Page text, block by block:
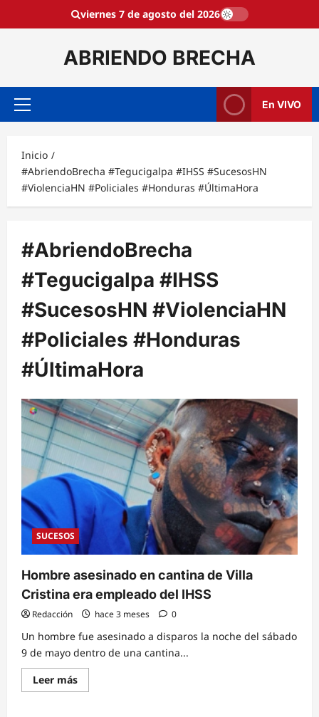
viernes 7 de agosto del 2026
ABRIENDO BRECHA
Menú
En VIVO
Inicio
#AbriendoBrecha #Tegucigalpa #IHSS #SucesosHN
#ViolenciaHN #Policiales #Honduras #ÚltimaHora
#AbriendoBrecha
#Tegucigalpa #IHSS
#SucesosHN #ViolenciaHN
#Policiales #Honduras
#ÚltimaHora
SUCESOS
Hombre asesinado en cantina de Villa
Cristina era empleado del IHSS
Redacción hace 3 meses 0
Un hombre fue asesinado a disparos la noche del sábado
9 de mayo dentro de una cantina...
Leer másRead
more